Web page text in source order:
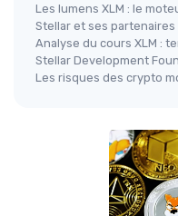
Les lumens XLM : le
Stellar et ses
Analyse du cours XLM :
Stellar Development
Les risques des crypto